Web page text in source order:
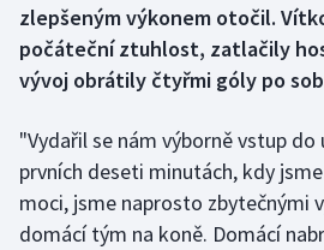
Futsal
Golf
Gymnastika
Házená
zlepšeným výkonem otočil.
počáteční ztuhlost, zatlačily
vývoj obrátily čtyřmi góly po
"Vydařil se nám výborně vstup
prvních deseti minutách, kdy
moci, jsme naprosto zbytečnými
domácí tým na koně. Domácí